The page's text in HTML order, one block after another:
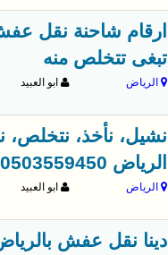
تبغى تتخلص منه
الرياض ابو العبيد
نشيل، نأخذ، نتخلص،
الرياض 0503559450
الرياض ابو العبيد
دينا نقل عفش بالرياض 0503559450 شاحنة سيارة تحميل وتوصيل